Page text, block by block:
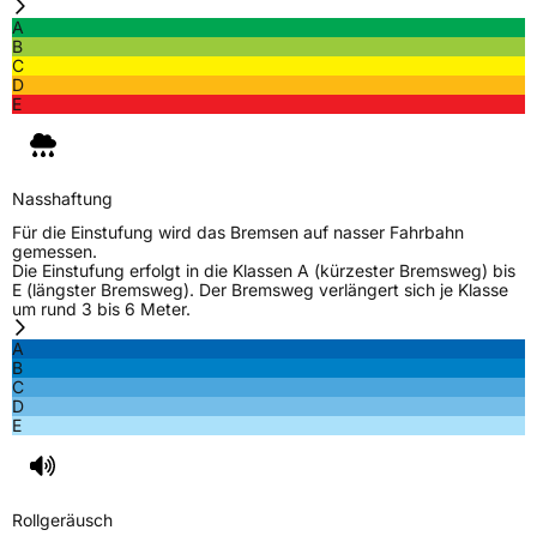
A
B
C
D
E
Nasshaftung
Für die Einstufung wird das Bremsen auf nasser Fahrbahn
gemessen.
Die Einstufung erfolgt in die Klassen A (kürzester Bremsweg) bis
E (längster Bremsweg). Der Bremsweg verlängert sich je Klasse
um rund 3 bis 6 Meter.
A
B
C
D
E
Rollgeräusch